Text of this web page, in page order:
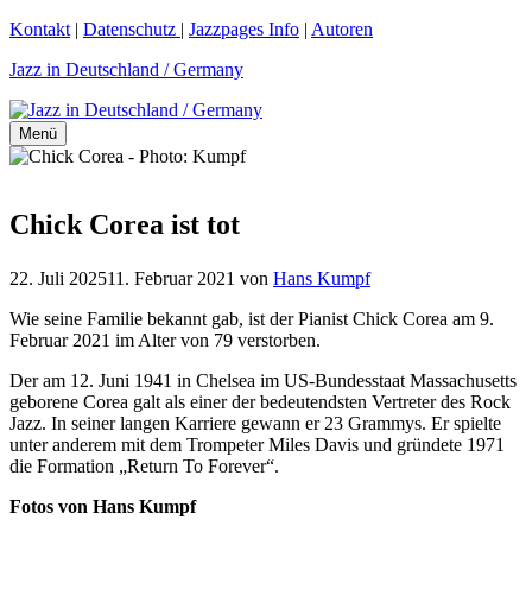
Zum
springen
Kontakt | Datenschutz | Jazzpages Info | Autoren
Jazz in Deutschland / Germany
Menü
Chick Corea ist tot
22. Juli 202511. Februar 2021 von Hans Kumpf
Wie seine Familie bekannt gab, ist der Pianist Chick Corea am 9.
Februar 2021 im Alter von 79 verstorben.
Der am 12. Juni 1941 in Chelsea im US-Bundesstaat Massachusetts
geborene Corea galt als einer der bedeutendsten Vertreter des Rock
Jazz. In seiner langen Karriere gewann er 23 Grammys. Er spielte
unter anderem mit dem Trompeter Miles Davis und gründete 1971
die Formation „Return To Forever“.
Fotos von Hans Kumpf